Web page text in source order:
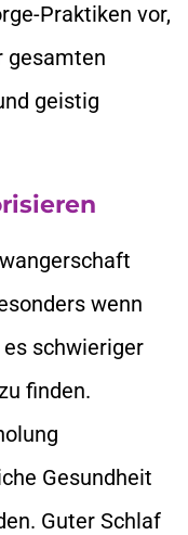
Praktiken vor,
gesamten
geistig
wenn
schwieriger
finden.
Gesundheit
Guter Schlaf